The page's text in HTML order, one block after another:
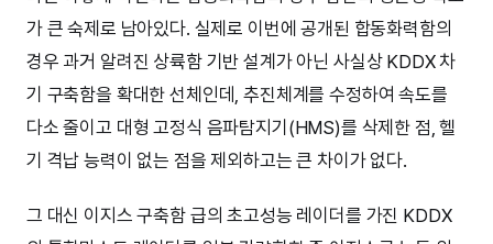
가 큰 숙제로 남아있다. 실제로 이번에 공개된 합동화력함의
경우 과거 알려진 상륙함 기반 설계가 아닌 사실상 KDDX 차
기 구축함을 확대한 선체인데, 추진체계를 수정하여 속도를
다소 줄이고 대형 고정식 음파탐지기(HMS)를 삭제한 점, 헬
기 격납 능력이 없는 점을 제외하고는 큰 차이가 없다.
그 대신 이지스 구축함 급의 초고성능 레이더를 가진 KDDX